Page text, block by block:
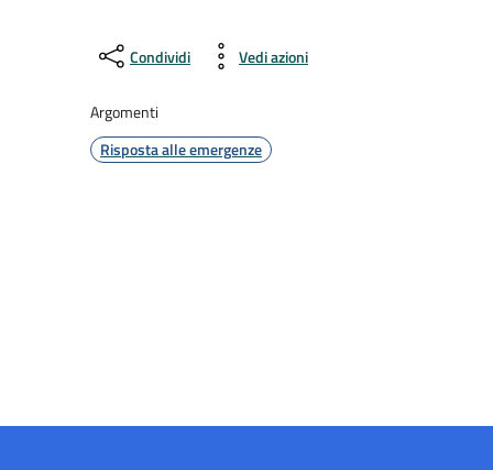
Condividi Vedi azioni
Argomenti
Risposta alle emergenze